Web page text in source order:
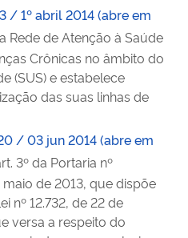
/ 1º abril 2014 (abre em
Rede de Atenção à Saúde
Crônicas no âmbito do
(SUS) e estabelece
das suas linhas de
/ 03 jun 2014 (abre em
3º da Portaria nº
de 2013, que dispõe
nº 12.732, de 22 de
versa a respeito do